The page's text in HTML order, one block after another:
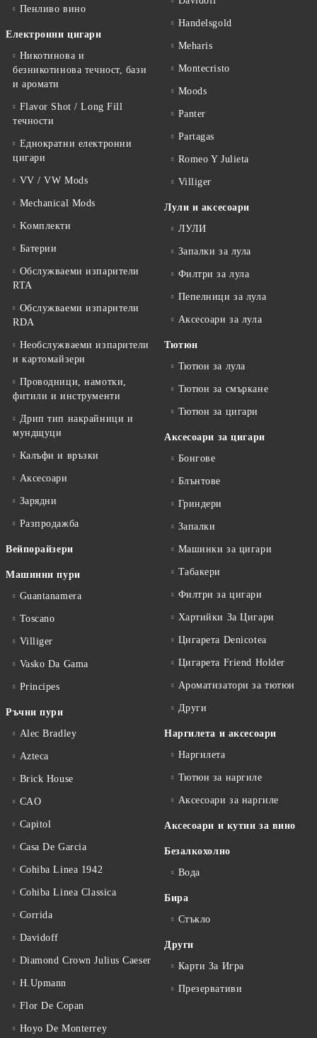
Пенливо вино
Електронни цигари
Никотинова и
безникотинова течност, бази
и аромати
Flavor Shot / Long Fill
течности
Еднократни електронни
цигари
VV / VW Mods
Mechanical Mods
Kомплекти
Батерии
Обслужваеми изпарители
RTA
Обслужваеми изпарители
RDA
Необслужваеми изпарители
и картомайзери
Проводници, намотки,
фитили и инструменти
Дрип тип накрайници и
мундщуци
Калъфи и връзки
Аксесоари
Зарядни
Разпродажба
Вейпорайзери
Машинни пури
Guantanamera
Toscano
Villiger
Vasko Da Gama
Principes
Ръчни пури
Alec Bradley
Azteca
Brick House
CAO
Capitol
Casa De Garcia
Cohiba Linea 1942
Cohiba Linea Classica
Corrida
Davidoff
Diamond Crown Julius Caeser
H.Upmann
Flor De Copan
Hoyo De Monterrey
Handelsgold
Meharis
Montecristo
Moods
Panter
Partagas
Romeo Y Julieta
Villiger
Лули и аксесоари
ЛУЛИ
Запалки за лула
Филтри за лула
Пепелници за лула
Аксесоари за лула
Тютюн
Тютюн за лула
Тютюн за смъркане
Тютюн за цигари
Аксесоари за цигари
Бонгове
Блънтове
Гриндери
Запалки
Машинки за цигари
Табакери
Филтри за цигари
Хартийки За Цигари
Цигарета Denicotea
Цигарета Friend Holder
Ароматизатори за тютюн
Други
Наргилета и аксесоари
Наргилета
Тютюн за наргиле
Аксесоари за наргиле
Аксесоари и кутии за вино
Безалкохолно
Вода
Бира
Стъкло
Други
Карти За Игра
Презервативи